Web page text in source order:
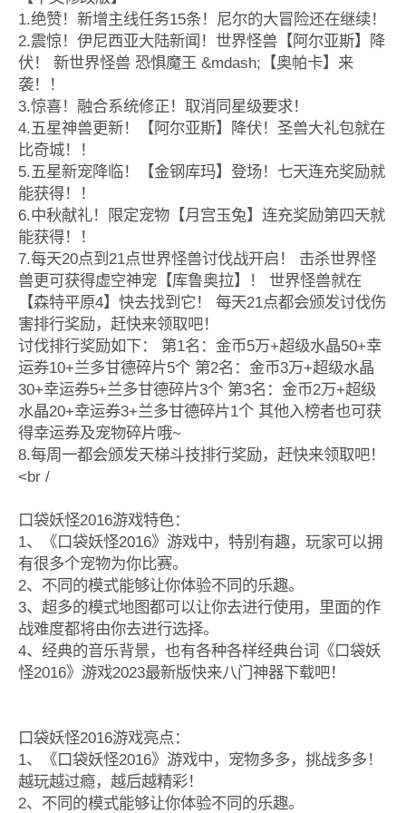
1.绝赞！新增主线任务15条！尼尔的大冒险还在继续！
2.震惊！伊尼西亚大陆新闻！世界怪兽【阿尔亚斯】降
伏！ 新世界怪兽 恐惧魔王 &mdash;【奥帕卡】来
袭！！
3.惊喜！融合系统修正！取消同星级要求！
4.五星神兽更新！【阿尔亚斯】降伏！圣兽大礼包就在
比奇城！！
5.五星新宠降临！【金钢库玛】登场！七天连充奖励就
能获得！！
6.中秋献礼！限定宠物【月宫玉兔】连充奖励第四天就
能获得！！
7.每天20点到21点世界怪兽讨伐战开启！ 击杀世界怪
兽更可获得虚空神宠【库鲁奥拉】！ 世界怪兽就在
【森特平原4】快去找到它！ 每天21点都会颁发讨伐伤
害排行奖励，赶快来领取吧！
讨伐排行奖励如下： 第1名：金币5万+超级水晶50+幸
运券10+兰多甘德碎片5个 第2名：金币3万+超级水晶
30+幸运券5+兰多甘德碎片3个 第3名：金币2万+超级
水晶20+幸运券3+兰多甘德碎片1个 其他入榜者也可获
得幸运券及宠物碎片哦~
8.每周一都会颁发天梯斗技排行奖励，赶快来领取吧！
<br /
口袋妖怪2016游戏特色：
1、《口袋妖怪2016》游戏中，特别有趣，玩家可以拥
有很多个宠物为你比赛。
2、不同的模式能够让你体验不同的乐趣。
3、超多的模式地图都可以让你去进行使用，里面的作
战难度都将由你去进行选择。
4、经典的音乐背景，也有各种各样经典台词《口袋妖
怪2016》游戏2023最新版快来八门神器下载吧！
口袋妖怪2016游戏亮点：
1、《口袋妖怪2016》游戏中，宠物多多，挑战多多！
越玩越过瘾，越后越精彩！
2、不同的模式能够让你体验不同的乐趣。